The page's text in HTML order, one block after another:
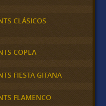
CLÁSICOS
COPLA
FIESTA GITANA
FLAMENCO